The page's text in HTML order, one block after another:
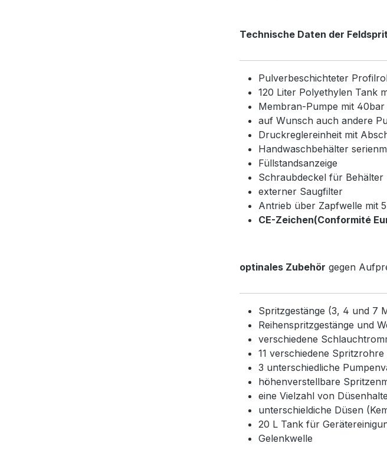
Technische Daten der
Pulverbeschichteter
120 Liter Polyethylen Tank
Membran-Pumpe mit
auf Wunsch auch andere
Druckreglereinheit mit
Handwaschbehälter
Füllstandsanzeige
Schraubdeckel für Behälter
externer Saugfilter
Antrieb über Zapfwelle mit
CE-Zeichen(Conformité
optinales Zubehör gegen
Spritzgestänge (3, 4 und 7
Reihenspritzgestänge und
verschiedene
11 verschiedene
3 unterschiedliche
höhenverstellbare
eine Vielzahl von
unterschieldiche Düsen
20 L Tank für
Gelenkwelle